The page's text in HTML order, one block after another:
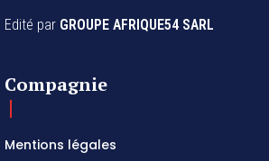
Edité par GROUPE AFRIQUE54 SARL
Compagnie
Mentions légales